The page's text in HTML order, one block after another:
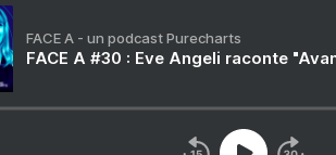
FACE A - un podcast Purecharts
FACE A #30 : Eve Angeli raconte